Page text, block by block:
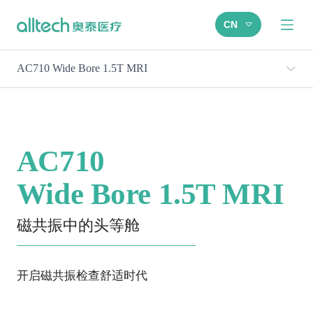
CN
AC710 Wide Bore 1.5T MRI
AC710
Wide Bore 1.5T MRI
磁共振中的头等舱
开启磁共振检查舒适时代